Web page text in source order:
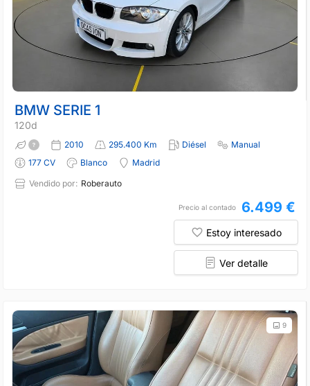
BMW SERIE 1
120d
2010 295.400 Km Diésel
Manual
177 CV
Blanco
Madrid
Vendido por: Roberauto
Precio al contado 6.499 €
Estoy interesado
Ver detalle
9